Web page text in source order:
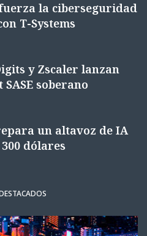
la ciberseguridad
T-Systems
y Zscaler lanzan
soberano
un altavoz de IA
dólares